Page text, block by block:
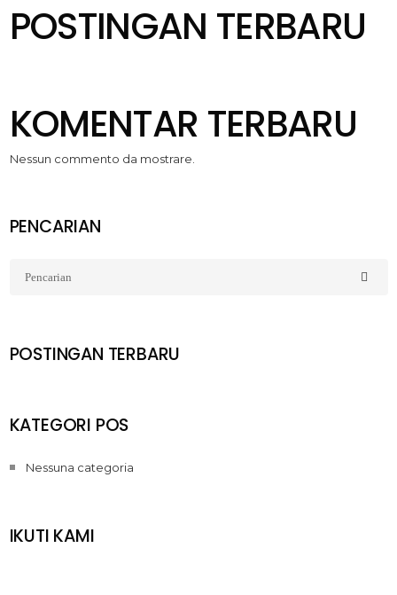
POSTINGAN TERBARU
KOMENTAR TERBARU
Nessun commento da mostrare.
PENCARIAN
POSTINGAN TERBARU
KATEGORI POS
Nessuna categoria
IKUTI KAMI